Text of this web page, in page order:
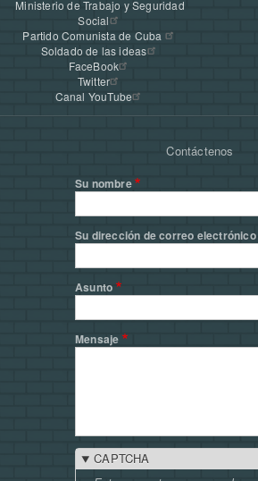
Ministerio de Trabajo y Seguridad
Social
Partido Comunista de Cuba
Soldado de las ideas
FaceBook
Twitter
Canal YouTube
Contáctenos
Su nombre
Su dirección de correo electrónico
Asunto
Mensaje
CAPTCHA